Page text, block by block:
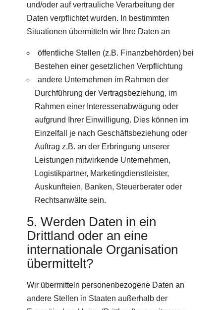
und/oder auf vertrauliche Verarbeitung der
Daten verpflichtet wurden. In bestimmten
Situationen übermitteln wir Ihre Daten an
öffentliche Stellen (z.B. Finanzbehörden) bei
Bestehen einer gesetzlichen Verpflichtung
andere Unternehmen im Rahmen der
Durchführung der Vertragsbeziehung, im
Rahmen einer Interessenabwägung oder
aufgrund Ihrer Einwilligung. Dies können im
Einzelfall je nach Geschäftsbeziehung oder
Auftrag z.B. an der Erbringung unserer
Leistungen mitwirkende Unternehmen,
Logistikpartner, Marketingdienstleister,
Auskunfteien, Banken, Steuerberater oder
Rechtsanwälte sein.
5. Werden Daten in ein
Drittland oder an eine
internationale Organisation
übermittelt?
Wir übermitteln personenbezogene Daten an
andere Stellen in Staaten außerhalb der